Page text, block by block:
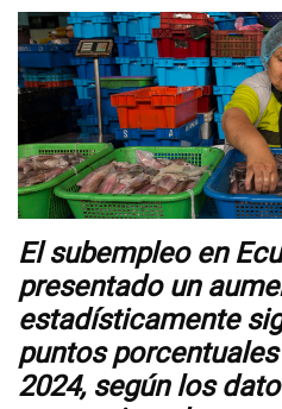
Juegos
Videos
NEWSLETTERS
El subempleo en
presentado un
estadísticamente
puntos
2024, según los